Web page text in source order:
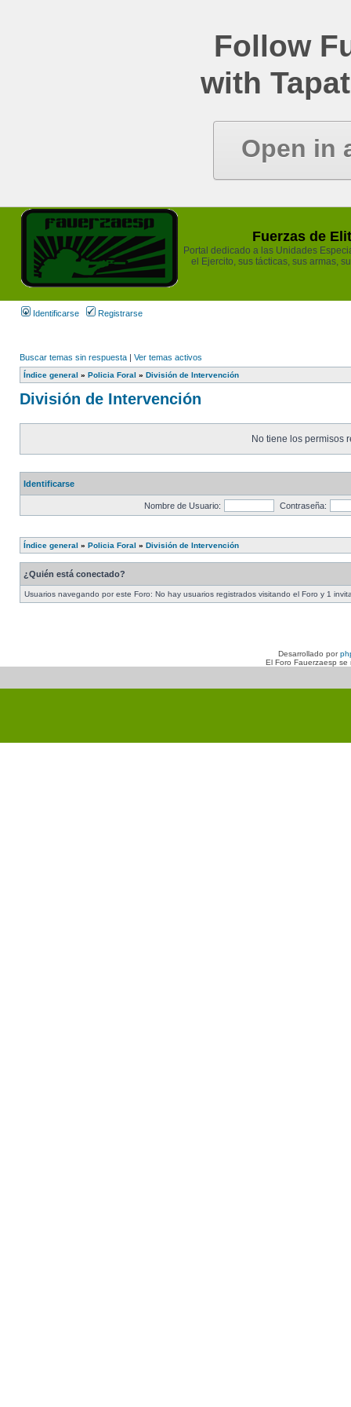
Follow
with
Open in
Fuerzas de
Portal dedicado a las Unidades
el Ejercito, sus tácticas, sus armas,
Identificarse Registrarse
Buscar temas sin respuesta | Ver temas activos
Índice general » Policia Foral » División de Intervención
División de Intervención
No tiene los permisos
Identificarse
Nombre de Usuario: Contraseña:
Índice general » Policia Foral » División de Intervención
¿Quién está conectado?
Usuarios navegando por este Foro: No hay usuarios registrados visitando el Foro y 1
Desarrollado por
El Foro Fauerzaesp